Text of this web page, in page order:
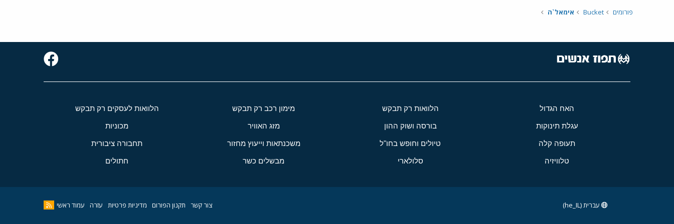
פורומים Bucket אימאל`ה
האח הגדול הלוואות רק תבקש מימון רכב רק תבקש הלוואות לעסקים רק תבקש
עגלת תינוקות בורסה ושוק ההון מזג האוויר מכוניות
תעופה קלה טיולים וחופש בחו"ל משכנתאות וייעוץ מחזור תחבורה ציבורית
טלוויזיה סלולארי מבשלים כשר חתולים
צור קשר תקנון הפורום מדיניות פרטיות עזרה עמוד ראשי עברית (he_IL)